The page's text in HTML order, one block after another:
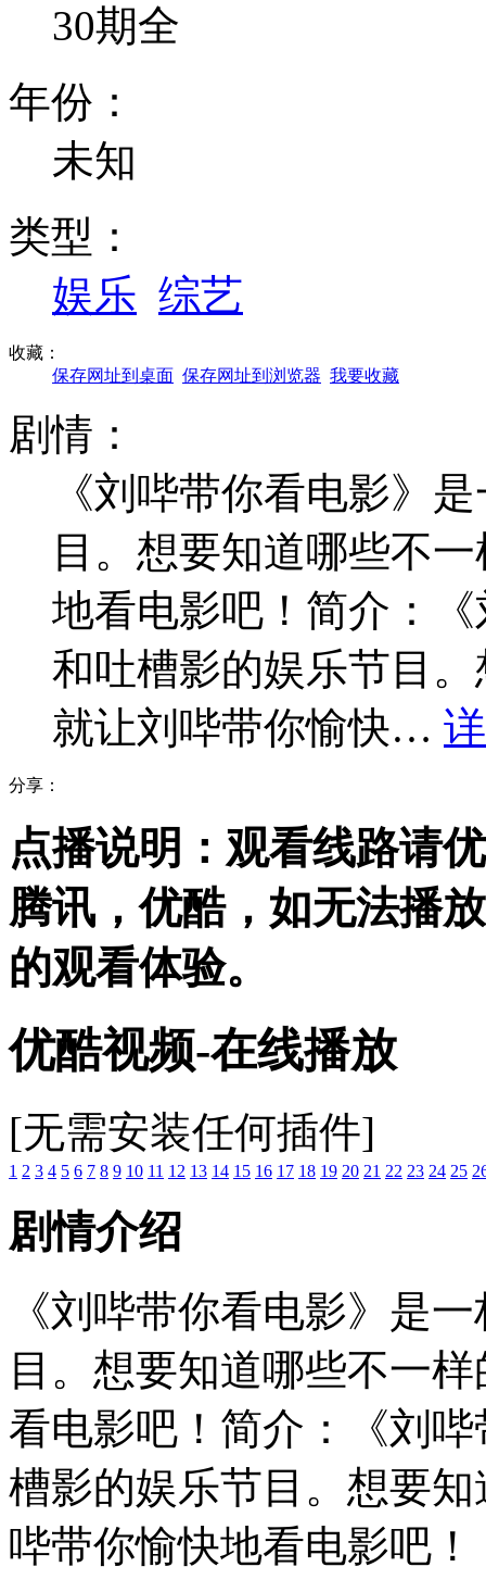
30期全
年份：
未知
类型：
娱乐 综艺
收藏：
保存网址到桌面 保存网址到浏览器 我要收藏
剧情：
《刘哔带你看电影》
目。想要知道哪些不
地看电影吧！简介：
和吐槽影的娱乐节目
就让刘哔带你愉快…
分享：
点播说明 ：观看线路请
腾讯，优酷， 如无法播
的观看体验。
优酷视频-在线播放
[无需安装任何插件]
1 2 3 4 5 6 7 8 9 10 11 12 13 14 15 16 17 18 19 20 21 22 23 24 25
剧情介绍
《刘哔带你看电影》是
目。想要知道哪些不一
看电影吧！简介：《刘
槽影的娱乐节目。想要
哔带你愉快地看电影吧！